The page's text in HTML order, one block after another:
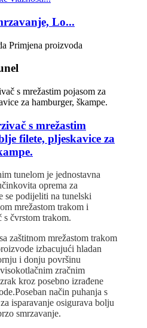
Lo...
Primjena proizvoda
s mrežastim
filete, pljeskavice za
tunelom je jednostavna
oprema za
se podijeliti na tunelski
mrežastom trakom i
s čvrstom trakom.
zaštitnom mrežastom trakom
izbacujući hladan
i donju površinu
zračnim
kroz posebno izrađene
način puhanja s
isparavanje osigurava bolju
smrzavanje.